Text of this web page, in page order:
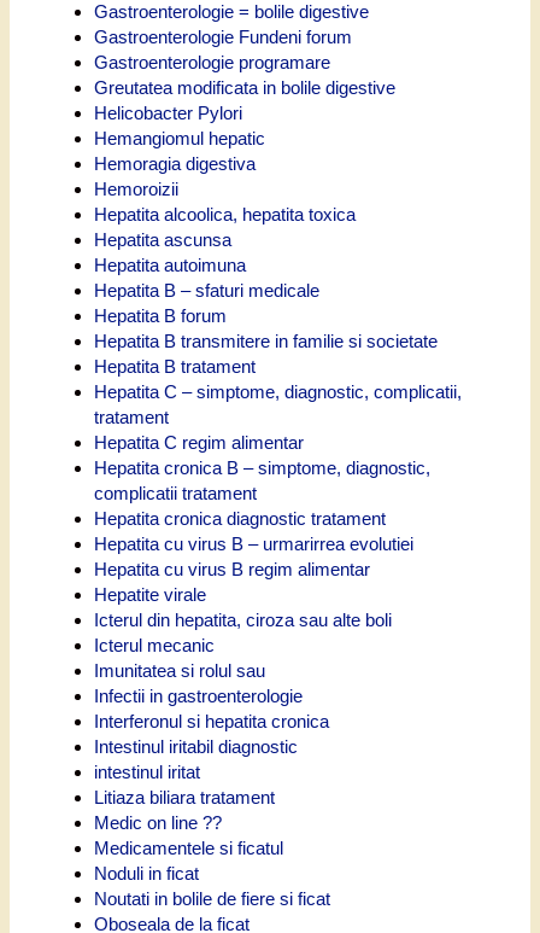
Gastroenterologie = bolile digestive
Gastroenterologie Fundeni forum
Gastroenterologie programare
Greutatea modificata in bolile digestive
Helicobacter Pylori
Hemangiomul hepatic
Hemoragia digestiva
Hemoroizii
Hepatita alcoolica, hepatita toxica
Hepatita ascunsa
Hepatita autoimuna
Hepatita B – sfaturi medicale
Hepatita B forum
Hepatita B transmitere in familie si societate
Hepatita B tratament
Hepatita C – simptome, diagnostic, complicatii,
tratament
Hepatita C regim alimentar
Hepatita cronica B – simptome, diagnostic,
complicatii tratament
Hepatita cronica diagnostic tratament
Hepatita cu virus B – urmarirrea evolutiei
Hepatita cu virus B regim alimentar
Hepatite virale
Icterul din hepatita, ciroza sau alte boli
Icterul mecanic
Imunitatea si rolul sau
Infectii in gastroenterologie
Interferonul si hepatita cronica
Intestinul iritabil diagnostic
intestinul iritat
Litiaza biliara tratament
Medic on line ??
Medicamentele si ficatul
Noduli in ficat
Noutati in bolile de fiere si ficat
Oboseala de la ficat